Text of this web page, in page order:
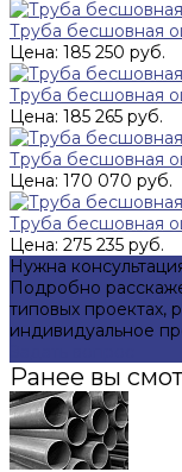
Труба бесшовная
Цена: 185 250 руб.
Труба бесшовная
Цена: 185 265 руб.
Труба бесшовная
Цена: 170 070 руб.
Труба бесшовная
Цена: 275 235 руб.
Нужна
Подробно
типовых проектах,
индивидуальное
Ранее вы